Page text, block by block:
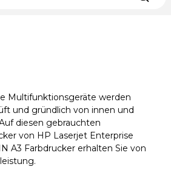
Multifunktionsgeräte werden
und gründlich von innen und
diesen gebrauchten
von HP Laserjet Enterprise
A3 Farbdrucker erhalten Sie von